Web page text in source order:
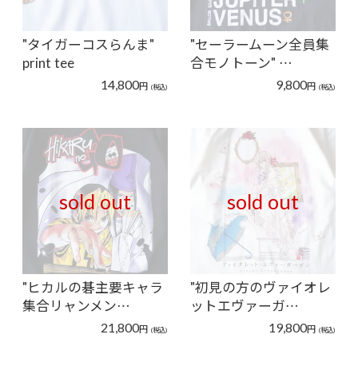
"タイガーコスらんま"
print tee
14,800円 (税込)
"セーラームーン全員集
合モノトーン" …
9,800円 (税込)
sold out
"ヒカルの碁主要キャラ
集合リャンメン…
21,800円 (税込)
sold out
"初見の方のヴァイオレ
ットエヴァーガ…
19,800円 (税込)